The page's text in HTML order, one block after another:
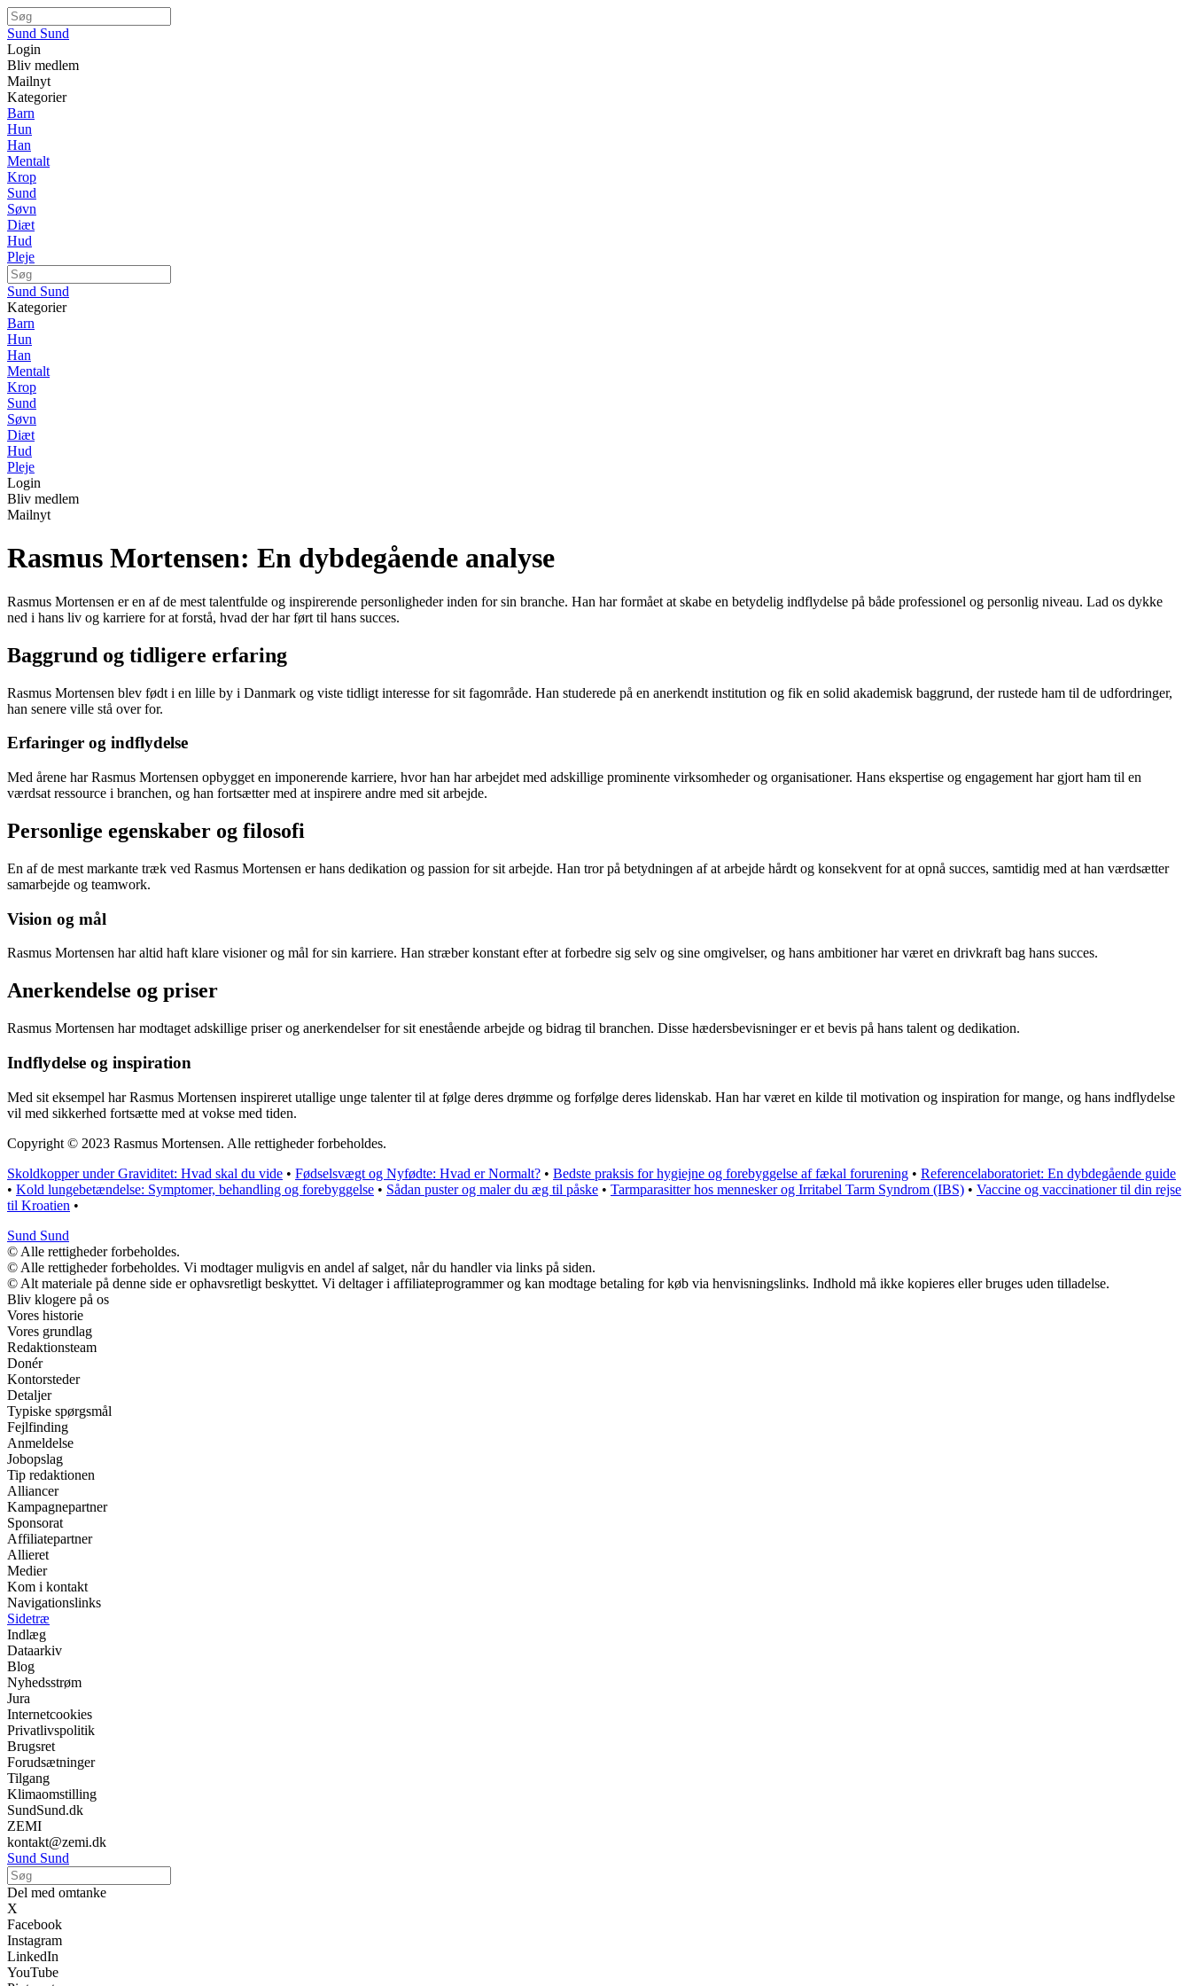
Sund Sund
Login
Bliv medlem
Mailnyt
Kategorier
Barn
Hun
Han
Mentalt
Krop
Sund
Søvn
Diæt
Hud
Pleje
Sund Sund
Kategorier
Barn
Hun
Han
Mentalt
Krop
Sund
Søvn
Diæt
Hud
Pleje
Login
Bliv medlem
Mailnyt
Rasmus Mortensen: En dybdegående analyse
Rasmus Mortensen er en af de mest talentfulde og inspirerende personligheder inden for sin branche. Han har formået at skabe en betydelig indflydelse på både professionel og personlig niveau. Lad os dykke
ned i hans liv og karriere for at forstå, hvad der har ført til hans succes.
Baggrund og tidligere erfaring
Rasmus Mortensen blev født i en lille by i Danmark og viste tidligt interesse for sit fagområde. Han studerede på en anerkendt institution og fik en solid akademisk baggrund, der rustede ham til de udfordringer,
han senere ville stå over for.
Erfaringer og indflydelse
Med årene har Rasmus Mortensen opbygget en imponerende karriere, hvor han har arbejdet med adskillige prominente virksomheder og organisationer. Hans ekspertise og engagement har gjort ham til en
værdsat ressource i branchen, og han fortsætter med at inspirere andre med sit arbejde.
Personlige egenskaber og filosofi
En af de mest markante træk ved Rasmus Mortensen er hans dedikation og passion for sit arbejde. Han tror på betydningen af at arbejde hårdt og konsekvent for at opnå succes, samtidig med at han værdsætter
samarbejde og teamwork.
Vision og mål
Rasmus Mortensen har altid haft klare visioner og mål for sin karriere. Han stræber konstant efter at forbedre sig selv og sine omgivelser, og hans ambitioner har været en drivkraft bag hans succes.
Anerkendelse og priser
Rasmus Mortensen har modtaget adskillige priser og anerkendelser for sit enestående arbejde og bidrag til branchen. Disse hædersbevisninger er et bevis på hans talent og dedikation.
Indflydelse og inspiration
Med sit eksempel har Rasmus Mortensen inspireret utallige unge talenter til at følge deres drømme og forfølge deres lidenskab. Han har været en kilde til motivation og inspiration for mange, og hans indflydelse
vil med sikkerhed fortsætte med at vokse med tiden.
Copyright © 2023 Rasmus Mortensen. Alle rettigheder forbeholdes.
Skoldkopper under Graviditet: Hvad skal du vide • Fødselsvægt og Nyfødte: Hvad er Normalt? • Bedste praksis for hygiejne og forebyggelse af fækal forurening • Referencelaboratoriet: En dybdegående guide
• Kold lungebetændelse: Symptomer, behandling og forebyggelse • Sådan puster og maler du æg til påske • Tarmparasitter hos mennesker og Irritabel Tarm Syndrom (IBS) • Vaccine og vaccinationer til din rejse
til Kroatien •
Sund Sund
© Alle rettigheder forbeholdes.
© Alle rettigheder forbeholdes. Vi modtager muligvis en andel af salget, når du handler via links på siden.
© Alt materiale på denne side er ophavsretligt beskyttet. Vi deltager i affiliateprogrammer og kan modtage betaling for køb via henvisningslinks. Indhold må ikke kopieres eller bruges uden tilladelse.
Bliv klogere på os
Vores historie
Vores grundlag
Redaktionsteam
Donér
Kontorsteder
Detaljer
Typiske spørgsmål
Fejlfinding
Anmeldelse
Jobopslag
Tip redaktionen
Alliancer
Kampagnepartner
Sponsorat
Affiliatepartner
Allieret
Medier
Kom i kontakt
Navigationslinks
Sidetræ
Indlæg
Dataarkiv
Blog
Nyhedsstrøm
Jura
Internetcookies
Privatlivspolitik
Brugsret
Forudsætninger
Tilgang
Klimaomstilling
SundSund.dk
ZEMI
kontakt@zemi.dk
Sund Sund
Del med omtanke
X
Facebook
Instagram
LinkedIn
YouTube